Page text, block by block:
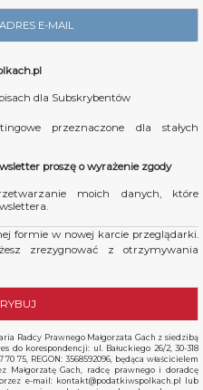
dla Subskrybentów
przeznaczone dla stałych
proszę o wyrażenie zgody
moich danych, które
formie w nowej karcie przeglądarki.
zrezygnować z otrzymywania
Radcy Prawnego Małgorzata Gach z siedzibą
do korespondencji: ul. Bałuckiego 26/2, 30-318
75, REGON: 3568592096, będąca właścicielem
Małgorzatę Gach, radcę prawnego i doradcę
e-mail: kontakt@podatkiwspolkach.pl lub